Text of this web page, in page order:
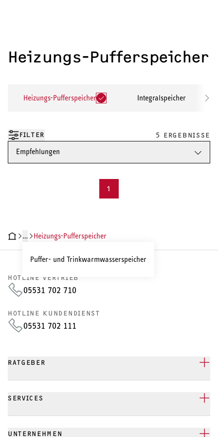
Wärmepumpe
Puffer- und Trinkwarmwasserspeicher
Regelung / Energiemanagement
Nachtspeicherheizung
WARMWASSER
Durchlauferhitzer
Heizungs-Pufferspeicher
Heizungs-Pufferspeicher Integralspeicher
FILTER
5 ERGEBNISSE
Empfehlungen
1
…
Puffer- und Trinkwarmwasserspeicher
Heizungs-Pufferspeicher
HOTLINE VERTRIEB
05531 702 710
HOTLINE KUNDENDIENST
05531 702 111
RATGEBER
SERVICES
UNTERNEHMEN